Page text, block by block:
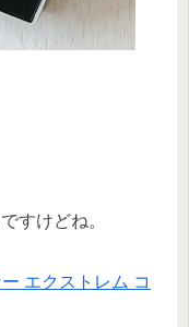
すけどね。
エクストレム コ